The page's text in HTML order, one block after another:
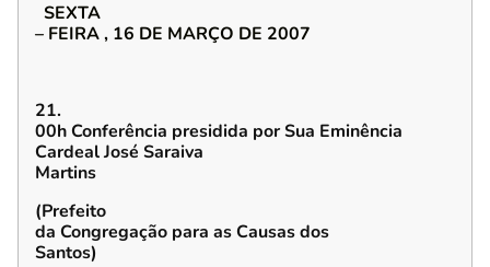
SEXTA
– FEIRA , 16 DE MARÇO DE 2007
21.
00h Conferência presidida por Sua Eminência
Cardeal José Saraiva
Martins
(Prefeito
da Congregação para as Causas dos
Santos)